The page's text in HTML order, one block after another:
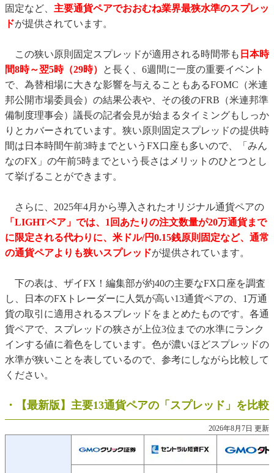
固定など、 主要通貨ペアでおおむね業界最狭水準のスプレッ
ドが提供されています。
この狭い原則固定スプレッドが適用される時間帯も 日本時
間8時～翌5時（29時）
と長く、6週間に一度の重要イベント
で、為替相場に大きな影響を与えることもあるFOMC（米連
邦公開市場委員会）の結果公表や、その後のFRB（米連邦準
備制度理事会）議長の記者会見が始まるタイミングもしっか
りとカバーされています。狭い原則固定スプレッドの提供時
間は日本時間午前3時までというFX口座も多いので、「みん
なのFX」の午前5時までという長さはメリットのひとつとし
て挙げることができます。
さらに、2025年4月から導入されたオリジナル通貨ペアの
「LIGHTペア」では、1回あたりの注文数量が20万通貨まで
に限定される代わりに、米ドル/円0.15銭原則固定など、通常
の通貨ペアよりも狭いスプレッドが提供されています。
下の表は、ザイFX！編集部が約40の主要なFX口座を調査
し、日本のFXトレーダーに人気が高い13通貨ペアの、1万通
貨の取引に適用されるスプレッドをまとめたものです。各通
貨ペアで、スプレッドの狭さが上位3位までの水準にランク
インする値に着色をしています。色が濃いほどスプレッドの
水準が狭いことを表しているので、参考にしながら比較して
ください。
・【最新版】主要13通貨ペアの「スプレッド」を比較
2026年8月7日 更新